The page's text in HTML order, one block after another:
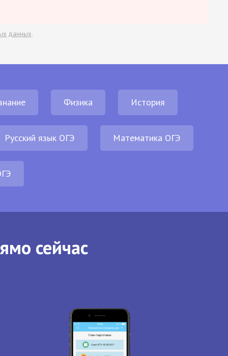
данных.
Физика История
Русский язык ОГЭ Математика ОГЭ
сейчас